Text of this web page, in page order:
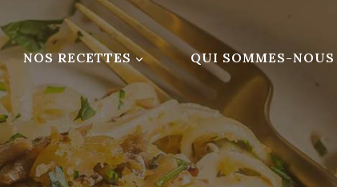
NOS RECETTES QUI SOMMES-NOUS